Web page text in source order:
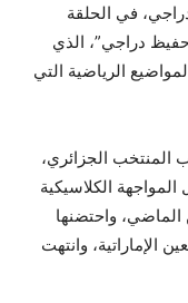
في الحلقة
دراجي”، الذي
الرياضية التي
المنتخب الجزائري،
الكلاسيكية
الماضي، واحتضنها
الإماراتية، وانتهت